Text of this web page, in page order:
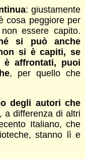
: giustamente
cosa peggiore per
essere capito.
si può anche
si è capiti, se
affrontati, puoi
, per quello che
degli autori che
, a differenza di altri
Italiano, che
stanno lì e